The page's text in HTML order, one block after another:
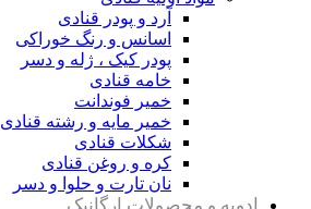
آرد و پودر قنادی
اسانس و رنگ خوراکی
پودر کیک ، ژله و دسر
خامه قنادی
خمیر فوندانت
خمیر مایه و رشته قنادی
شکلات قنادی
کره و روغن قنادی
نان تارت و حلوا و دسر
ادویه و محصولات ارگانیک